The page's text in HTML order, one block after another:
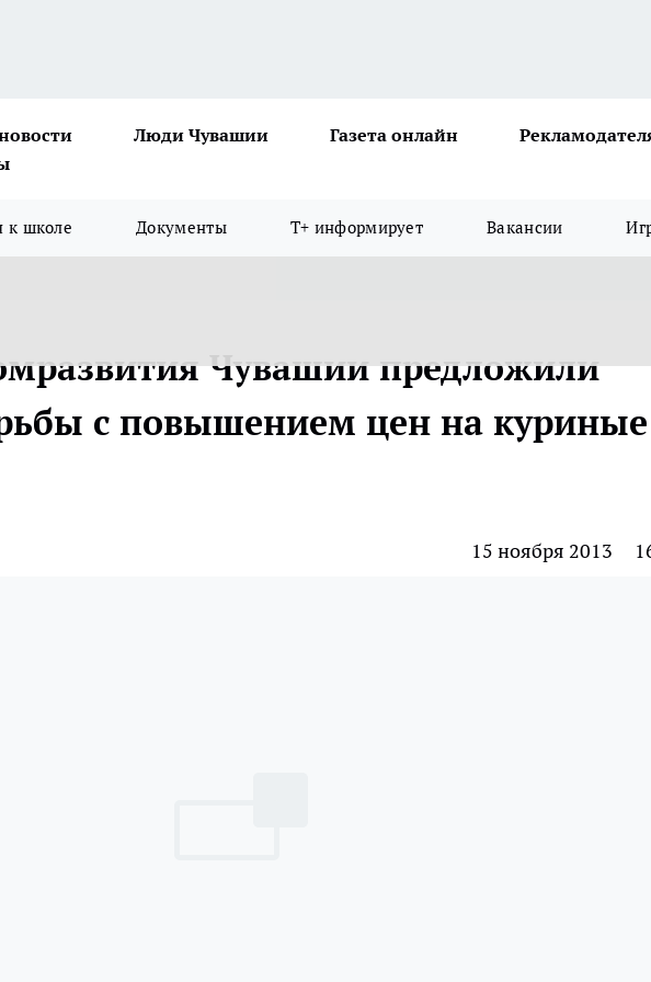
Люди Чувашии Газета онлайн
к школе Документы Т+ информирует Вакансии
Чувашии предложили
с повышением цен на куриные
15 ноября 2013